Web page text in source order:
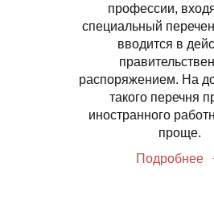
профессии,
специальный
вводится в
распоряжением. На
такого перечня
иностранного
проще.
Подробнее